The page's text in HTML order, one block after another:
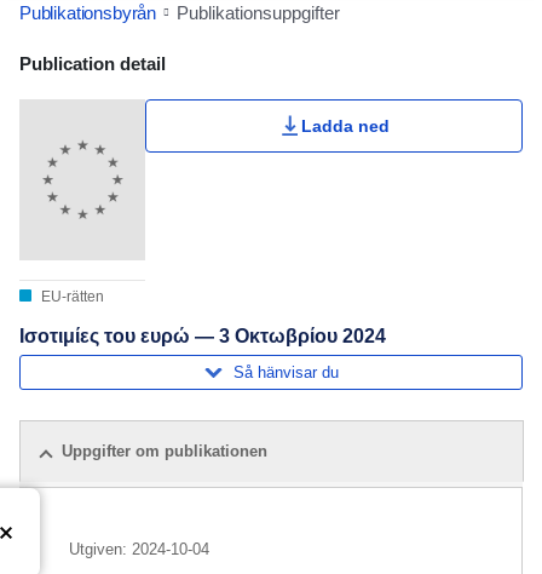
Publikationsbyrån Publikationsuppgifter
Publication Detail Actions Portlet
Publication detail
EU-rätten
Ladda ned
Ισοτιμίες του ευρώ — 3 Οκτωβρίου 2024
Så hänvisar du
Uppgifter om publikationen
Utgiven: 2024-10-04